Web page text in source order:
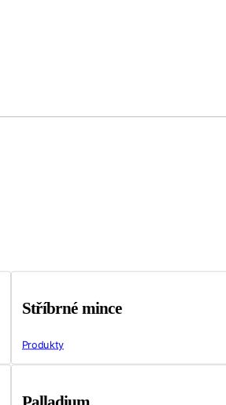
Stříbrné mince
Produkty